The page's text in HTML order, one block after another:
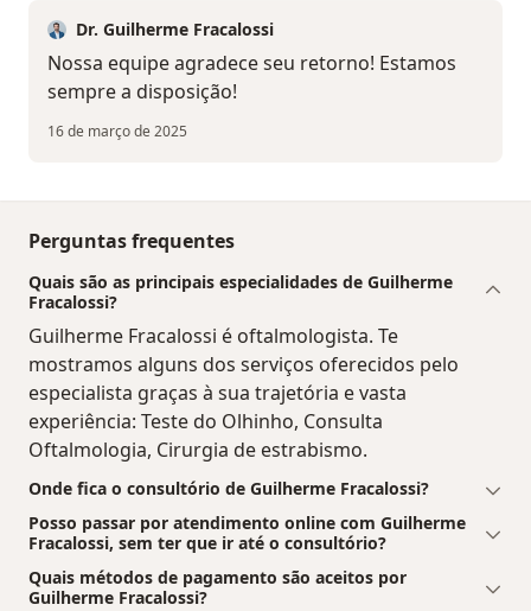
Dr. Guilherme Fracalossi
Nossa equipe agradece seu retorno! Estamos
sempre a disposição!
16 de março de 2025
Perguntas frequentes
Quais são as principais especialidades de Guilherme
Fracalossi?
Guilherme Fracalossi é oftalmologista. Te
mostramos alguns dos serviços oferecidos pelo
especialista graças à sua trajetória e vasta
experiência: Teste do Olhinho, Consulta
Oftalmologia, Cirurgia de estrabismo.
Onde fica o consultório de Guilherme Fracalossi?
Posso passar por atendimento online com Guilherme
Fracalossi, sem ter que ir até o consultório?
Quais métodos de pagamento são aceitos por
Guilherme Fracalossi?